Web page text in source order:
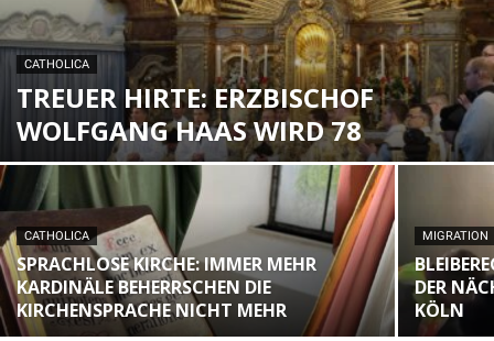
CATHOLICA
TREUER HIRTE: ERZBISCHOF
WOLFGANG HAAS WIRD 78
CATHOLICA
SPRACHLOSE KIRCHE: IMMER MEHR
KARDINÄLE BEHERRSCHEN DIE
KIRCHENSPRACHE NICHT MEHR
MIGRATION
DER
KÖLN